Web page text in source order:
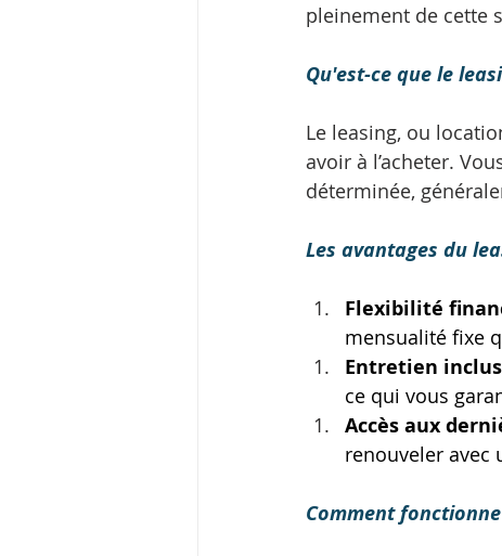
pleinement de cette
Qu'est-ce que le
Le leasing, ou
avoir à l’acheter.
déterminée,
Les avantages du
Flexibilité
mensualité fixe
Entretien inclus
ce qui vous
Accès aux
renouveler avec
Comment